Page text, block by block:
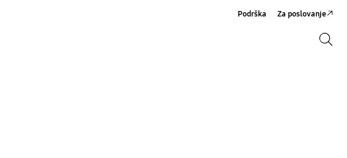
Podrška Za poslovanje